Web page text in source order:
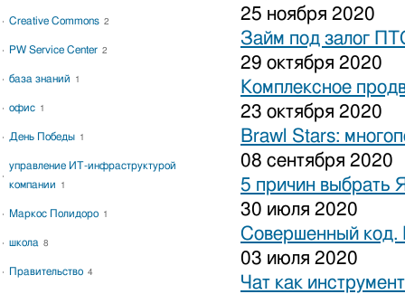
25 ноября 2020
Займ под залог
29 октября 2020
Комплексное
23 октября 2020
Brawl Stars:
08 сентября 2020
5 причин выбрать
30 июля 2020
Совершенный код.
03 июля 2020
Чат как
Creative Commons 2
PW Service Center 2
база знаний 1
офис 1
День Победы 1
управление ИТ-инфраструктурой
компании
1
Маркос Полидоро 1
школа 8
Правительство 4